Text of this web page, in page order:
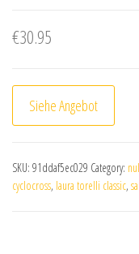
€30.95
Siehe Angebot
SKU: 91ddaf5ec029 Category:
cyclocross, laura torelli classic,